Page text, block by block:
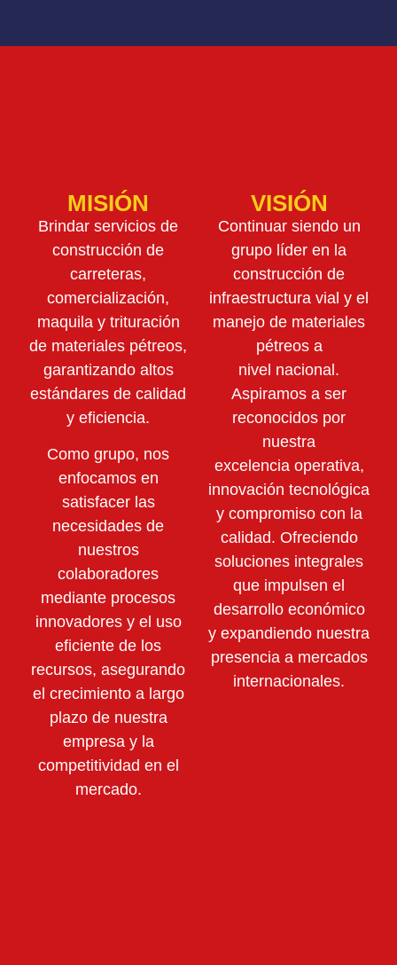
MISIÓN
Brindar servicios de
construcción de
carreteras,
comercialización,
maquila y trituración
de materiales pétreos,
garantizando altos
estándares de calidad
y eficiencia.
Como grupo, nos
enfocamos en
satisfacer las
necesidades de
nuestros
colaboradores
mediante procesos
innovadores y el uso
eficiente de los
recursos, asegurando
el crecimiento a largo
plazo de nuestra
empresa y la
competitividad en el
mercado.
VISIÓN
Continuar siendo un
grupo líder en la
construcción de
infraestructura vial y el
manejo de materiales
pétreos a
nivel nacional.
Aspiramos a ser
reconocidos por
nuestra
excelencia operativa,
innovación tecnológica
y compromiso con la
calidad. Ofreciendo
soluciones integrales
que impulsen el
desarrollo económico
y expandiendo nuestra
presencia a mercados
internacionales.